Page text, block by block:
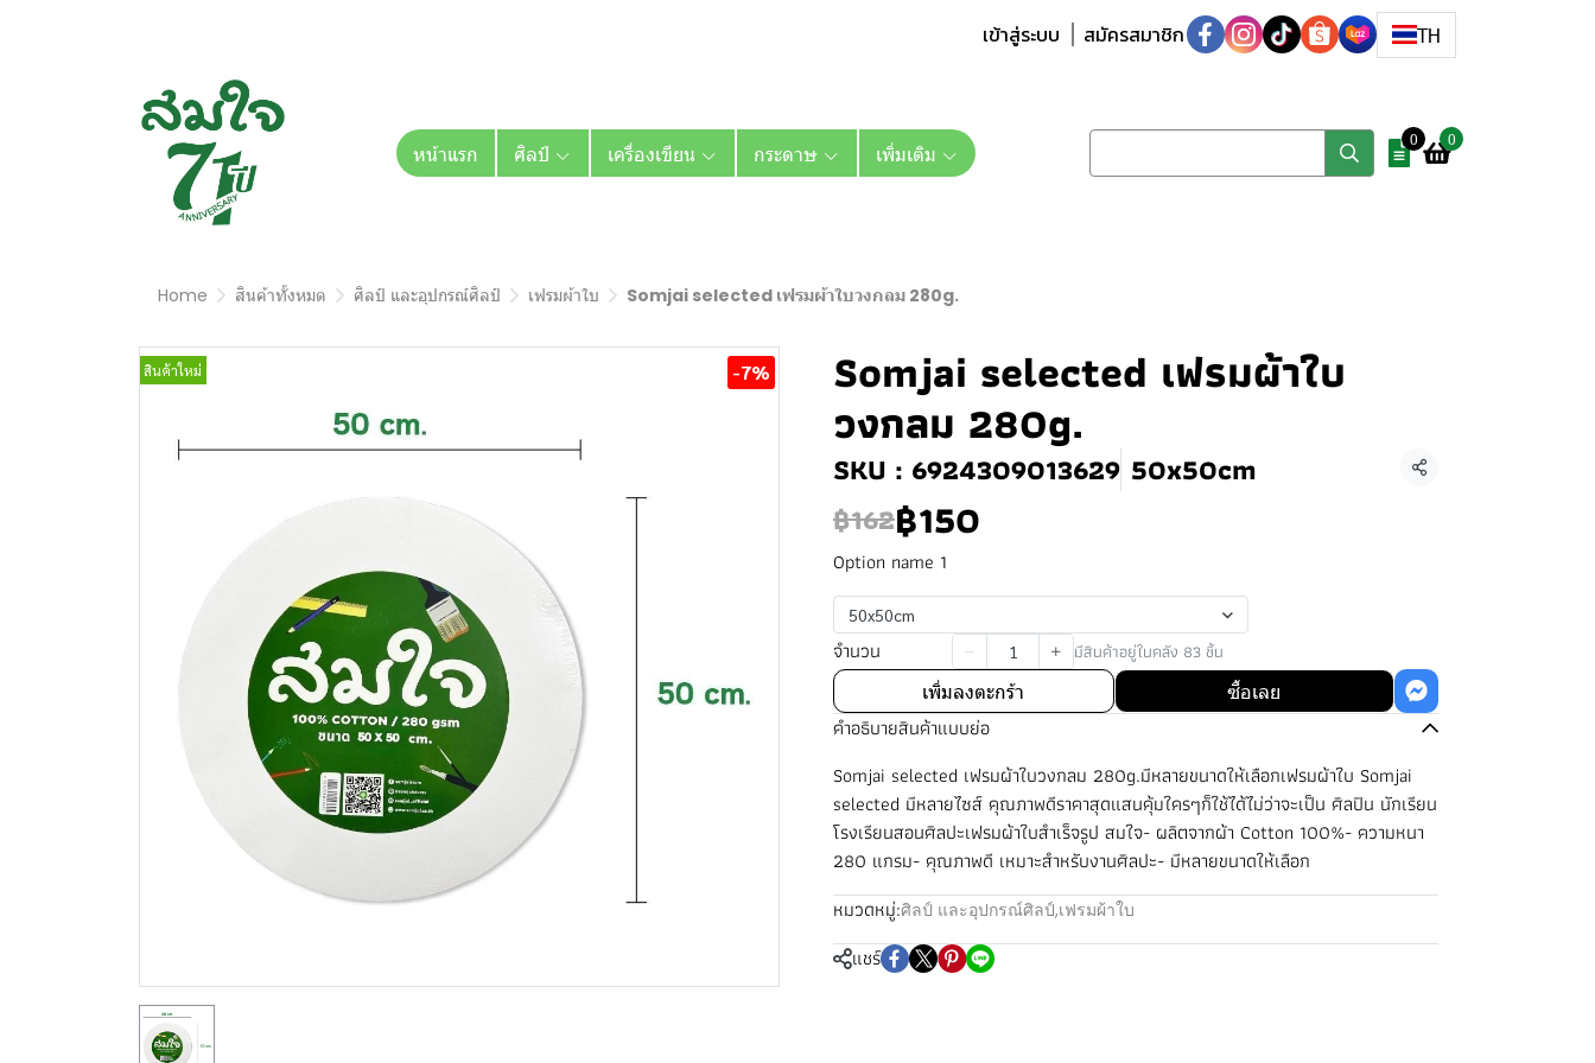
เข้าสู่ระบบ สมัครสมาชิก TH
หน้าแรก ศิลป์ เครื่องเขียน กระดาษ เพิ่มเติม 0 0
Home สินค้าทั้งหมด ศิลป์ และอุปกรณ์ศิลป์ เฟรมผ้าใบ Somjai selected เฟรมผ้าใบวงกลม 280g.
สินค้าใหม่ -7% Somjai selected เฟรมผ้าใบ
วงกลม 280g.
SKU : 6924309013629 50x50cm แชร์
฿162฿150
Option name 1
50x50cm
จำนวน มีสินค้าอยู่ในคลัง 83 ชิ้น
เพิ่มลงตะกร้า ซื้อเลย
คำอธิบายสินค้าแบบย่อ
Somjai selected เฟรมผ้าใบวงกลม 280g.มีหลายขนาดให้เลือกเฟรมผ้าใบ Somjai
selected มีหลายไซส์ คุณภาพดีราคาสุดแสนคุ้มใครๆก็ใช้ได้ไม่ว่าจะเป็น ศิลปิน นักเรียน
โรงเรียนสอนศิลปะเฟรมผ้าใบสำเร็จรูป สมใจ- ผลิตจากผ้า Cotton 100%- ความหนา
280 แกรม- คุณภาพดี เหมาะสำหรับงานศิลปะ- มีหลายขนาดให้เลือก
หมวดหมู่:ศิลป์ และอุปกรณ์ศิลป์,เฟรมผ้าใบ
แชร์